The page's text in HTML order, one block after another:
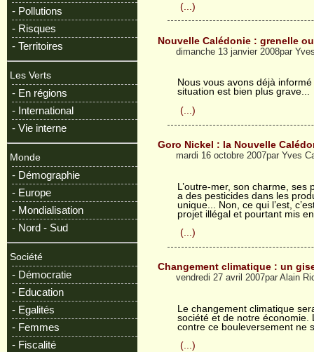
- Pollutions
- Risques
- Territoires
Les Verts
- En régions
- International
- Vie interne
Monde
- Démographie
- Europe
- Mondialisation
- Nord - Sud
Société
- Démocratie
- Education
- Egalités
- Femmes
- Fiscalité
(...)
Nouvelle Calédonie : grenelle
dimanche 13 janvier 2008par
Nous vous avons déjà
situation est bien plus grave...
(...)
Goro Nickel : la Nouvelle
mardi 16 octobre 2007par Yves
L’outre-mer, son charme, ses
a des pesticides dans les
unique... Non, ce qui l’est,
projet illégal et pourtant mis
(...)
Changement climatique : un
vendredi 27 avril 2007par Alain
Le changement climatique
société et de notre économie.
contre ce bouleversement ne
(...)